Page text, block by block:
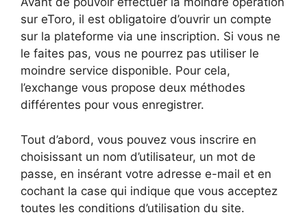
sur eToro, il est obligatoire d’ouvrir un compte
sur la plateforme via une inscription. Si vous ne
le faites pas, vous ne pourrez pas utiliser le
moindre service disponible. Pour cela,
l’exchange vous propose deux méthodes
différentes pour vous enregistrer.
Tout d’abord, vous pouvez vous inscrire en
choisissant un nom d’utilisateur, un mot de
passe, en insérant votre adresse e-mail et en
cochant la case qui indique que vous acceptez
toutes les conditions d’utilisation du site.